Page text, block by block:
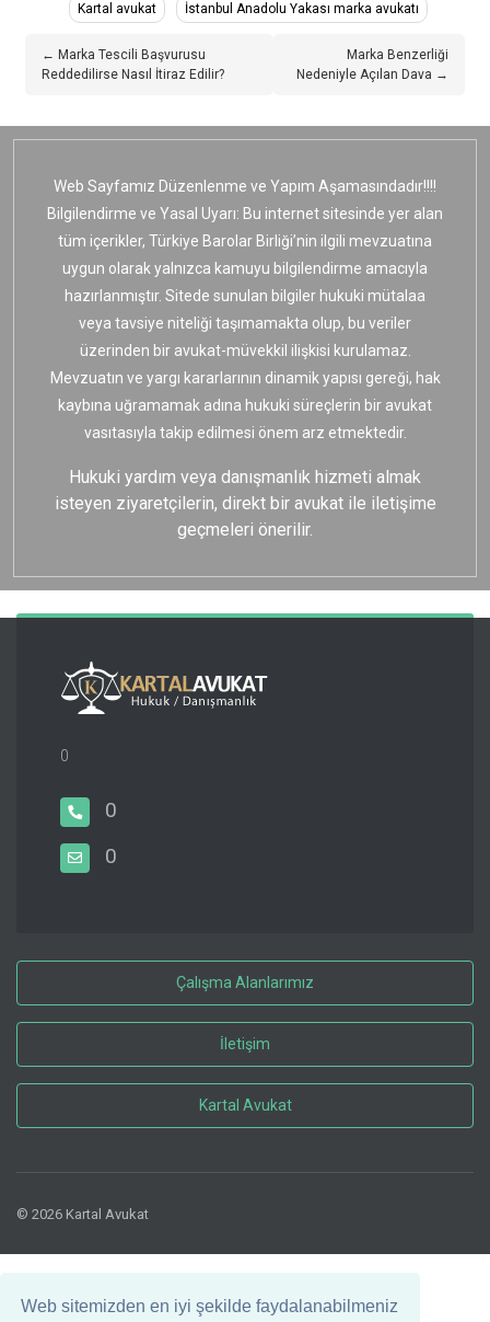
Web sitemizden en iyi şekilde faydalanabilmeniz
Kartal avukat İstanbul Anadolu Yakası marka avukatı
← Marka Tescili Başvurusu
Reddedilirse Nasıl İtiraz Edilir?
Marka Benzerliği
Nedeniyle Açılan Dava →
Web Sayfamız Düzenlenme ve Yapım Aşamasındadır!!!!
Bilgilendirme ve Yasal Uyarı: Bu internet sitesinde yer alan
tüm içerikler, Türkiye Barolar Birliği’nin ilgili mevzuatına
uygun olarak yalnızca kamuyu bilgilendirme amacıyla
hazırlanmıştır. Sitede sunulan bilgiler hukuki mütalaa
veya tavsiye niteliği taşımamakta olup, bu veriler
üzerinden bir avukat-müvekkil ilişkisi kurulamaz.
Mevzuatın ve yargı kararlarının dinamik yapısı gereği, hak
kaybına uğramamak adına hukuki süreçlerin bir avukat
vasıtasıyla takip edilmesi önem arz etmektedir.
Hukuki yardım veya danışmanlık hizmeti almak
isteyen ziyaretçilerin, direkt bir avukat ile iletişime
geçmeleri önerilir.
0
0
0
Çalışma Alanlarımız
İletişim
Kartal Avukat
© 2026 Kartal Avukat